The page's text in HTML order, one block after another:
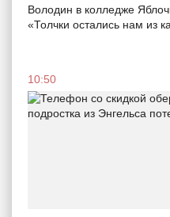
Володин в колледже
«Толчки остались нам из
10:50